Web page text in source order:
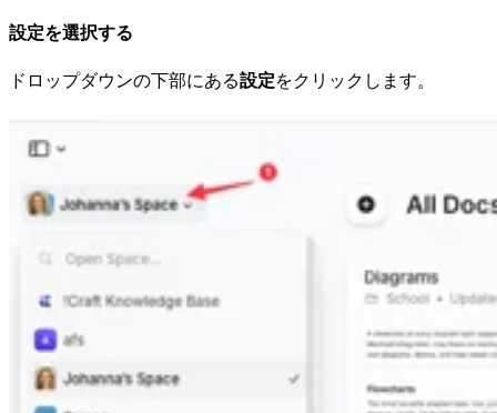
設定を選択する
ドロップダウンの下部にある設定をクリックします。